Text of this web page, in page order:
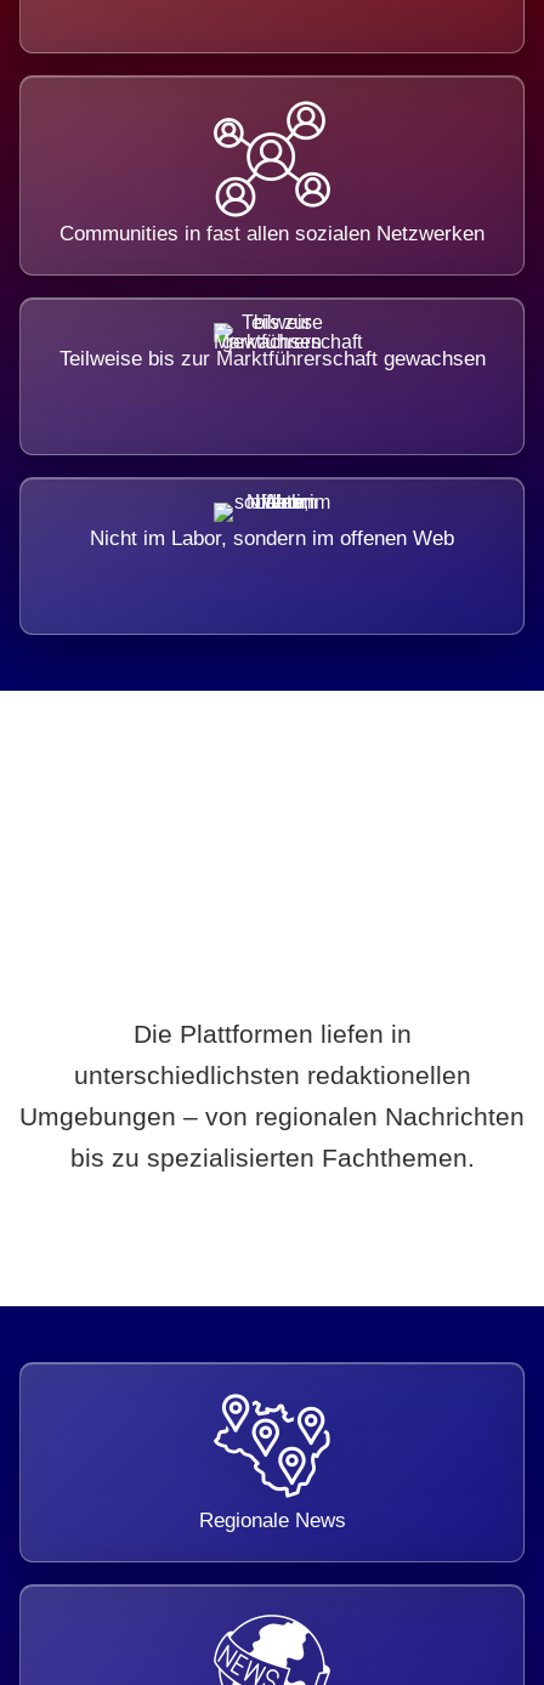
Communities in fast allen sozialen Netzwerken
Teilweise bis zur Marktführerschaft gewachsen
Nicht im Labor, sondern im offenen Web
Die Plattformen liefen in
unterschiedlichsten redaktionellen
Umgebungen – von regionalen Nachrichten
bis zu spezialisierten Fachthemen.
Regionale News